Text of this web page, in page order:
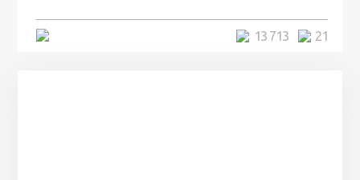
21
13 713